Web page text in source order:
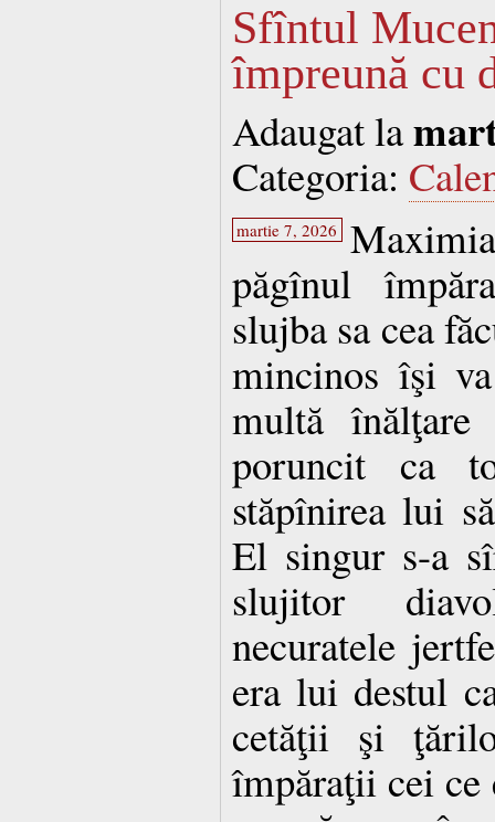
Sfîntul
împreună cu
Adaugat la
Categoria:
martie 7, 2026
păgînul
slujba sa cea
mincinos îşi
multă
poruncit ca
stăpînirea lui
El singur s-a
slujitor
necuratele
era lui destul
cetăţii şi
împăraţii cei ce